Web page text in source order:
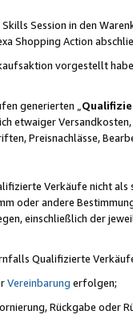
Session in den
Shopping Action
vorgestellt
generierten „
etwaiger
Preisnachlässe,
Verkäufe nicht
oder andere
einschließlich der
Qualifizierte
Vereinbarung erfolgen;
Rückgabe oder